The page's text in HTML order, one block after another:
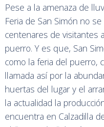
Pese a la amenaza de
Feria de San Simón no
centenares de visitantes
puerro. Y es que, San
como la feria del puerro,
llamada así por la
huertas del lugar y el
la actualidad la
encuentra en Calzadilla